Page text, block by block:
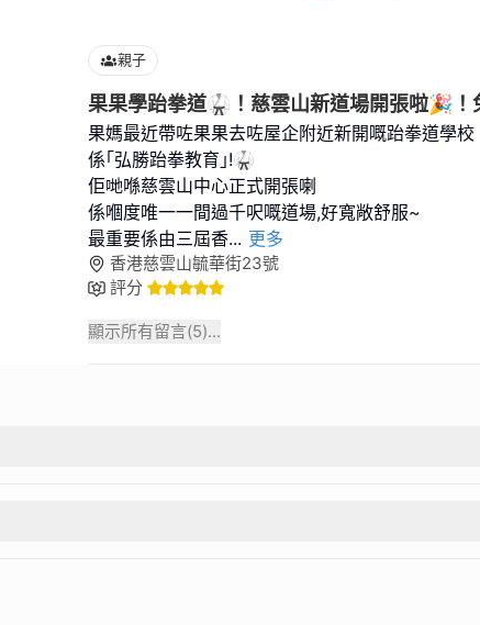
親子
果果學跆拳道🥋！慈雲山新道場開張啦🎉！
果媽最近帶咗果果去咗屋企附近新開嘅跆拳道學校
係｢弘勝跆拳教育｣!🥋
佢哋喺慈雲山中心正式開張喇
係嗰度唯一一間過千呎嘅道場,好寬敞舒服~
最重要係由三屆香... 更多
香港慈雲山毓華街23號
評分
顯示所有留言(5)...